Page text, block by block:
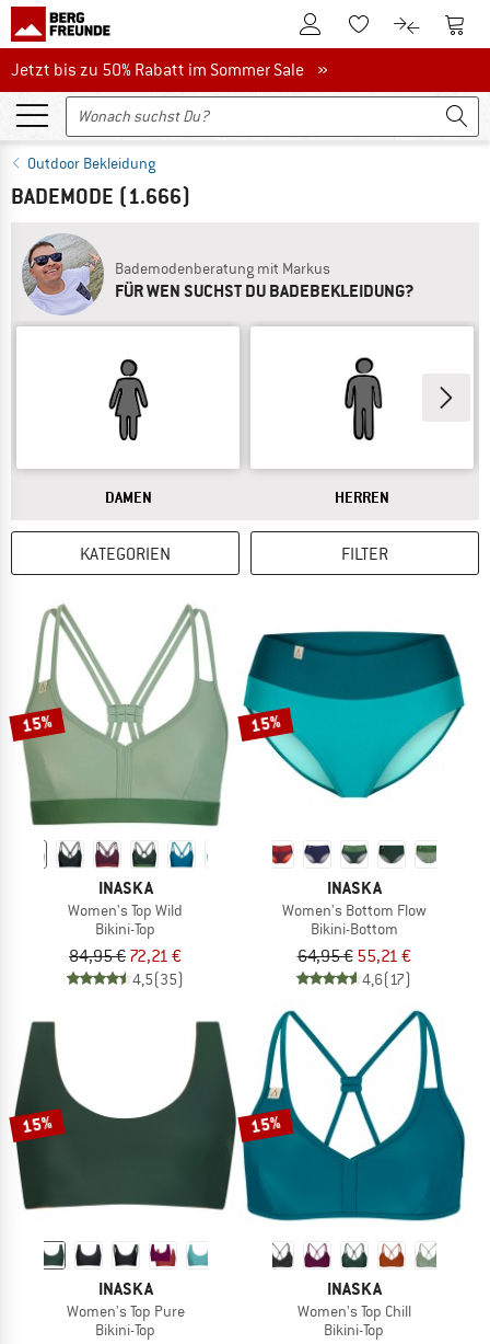
Zum KundenkontoZum Merkzettel.
Zum Zum
Jetzt bis zu 50% Rabatt im Sommer Sale
Jetzt bis zu 50% Rabatt im Sommer Sale »
Outdoor Bekleidung
BADEMODE (1.666)
Bademodenberatung mit Markus
FÜR WEN SUCHST DU BADEBEKLEIDUNG?
ANTWORT
DAMEN ANTWORT
HERREN
KATEGORIEN FILTER
15%
INASKA
Women's Top Wild
Bikini-Top
84,95 € 72,21 €
4,5(35)
15%
INASKA
Women's Bottom Flow
Bikini-Bottom
64,95 € 55,21 €
4,6(17)
15%
INASKA
Women's Top Pure
Bikini-Top
15%
INASKA
Women's Top Chill
Bikini-Top